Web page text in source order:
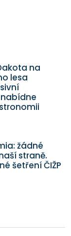
na
lesa
žádné
straně.
šetření ČIŽP